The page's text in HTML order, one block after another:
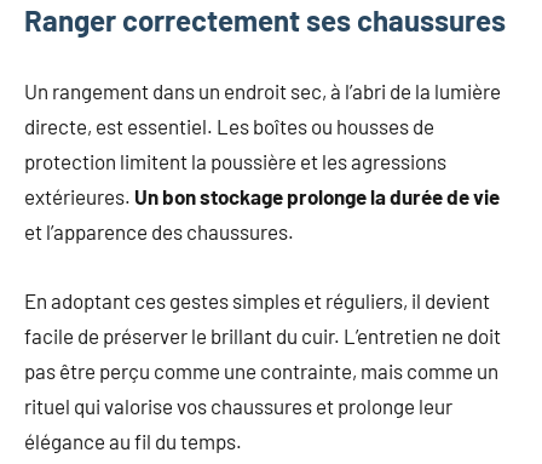
Ranger correctement ses chaussures
Un rangement dans un endroit sec, à l’abri de la lumière
directe, est essentiel. Les boîtes ou housses de
protection limitent la poussière et les agressions
extérieures. Un bon stockage prolonge la durée de vie
et l’apparence des chaussures.
En adoptant ces gestes simples et réguliers, il devient
facile de préserver le brillant du cuir. L’entretien ne doit
pas être perçu comme une contrainte, mais comme un
rituel qui valorise vos chaussures et prolonge leur
élégance au fil du temps.